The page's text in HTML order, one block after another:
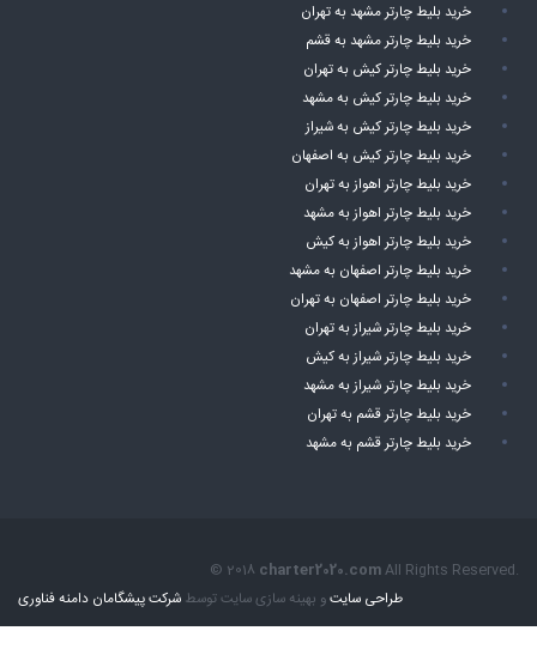
خرید بلیط چارتر مشهد به تهران
خرید بلیط چارتر مشهد به قشم
خرید بلیط چارتر کیش به تهران
خرید بلیط چارتر کیش به مشهد
خرید بلیط چارتر کیش به شیراز
خرید بلیط چارتر کیش به اصفهان
خرید بلیط چارتر اهواز به تهران
خرید بلیط چارتر اهواز به مشهد
خرید بلیط چارتر اهواز به کیش
خرید بلیط چارتر اصفهان به مشهد
خرید بلیط چارتر اصفهان به تهران
خرید بلیط چارتر شیراز به تهران
خرید بلیط چارتر شیراز به کیش
خرید بلیط چارتر شیراز به مشهد
خرید بلیط چارتر قشم به تهران
خرید بلیط چارتر قشم به مشهد
© 2018 charter2020.comAll Rights Reserved.
طراحی سایتو بهینه سازی سایت توسط شرکت پیشگامان دامنه فناوری